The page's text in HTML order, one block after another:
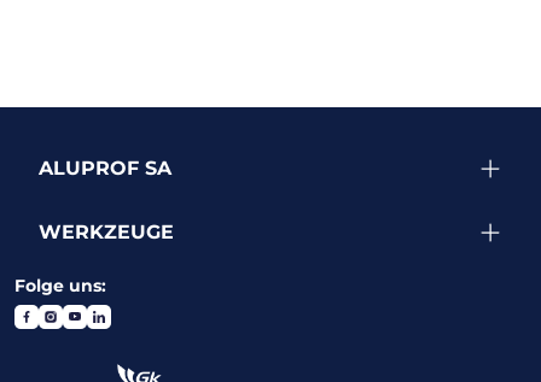
ALUPROF SA
WERKZEUGE
Folge uns: